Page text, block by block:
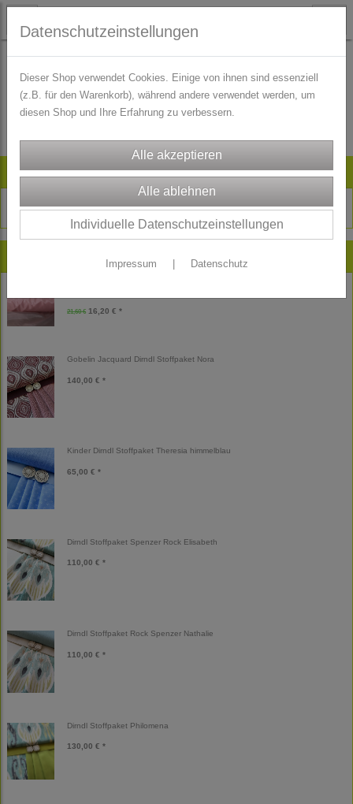
Artikelsuche
Neu im Shop
21,60 € 16,20 € *
Gobelin Jacquard Dirndl Stoffpaket Nora
140,00 € *
Kinder Dirndl Stoffpaket Theresia himmelblau
65,00 € *
Dirndl Stoffpaket Spenzer Rock Elisabeth
110,00 € *
Dirndl Stoffpaket Rock Spenzer Nathalie
110,00 € *
Dirndl Stoffpaket Philomena
130,00 € *
Es wurden leider keine Produkte gefunden.
Datenschutzeinstellungen
Dieser Shop verwendet Cookies. Einige von ihnen sind essenziell
(z.B. für den Warenkorb), während andere verwendet werden, um
diesen Shop und Ihre Erfahrung zu verbessern.
Individuelle Datenschutzeinstellungen
Impressum Datenschutz